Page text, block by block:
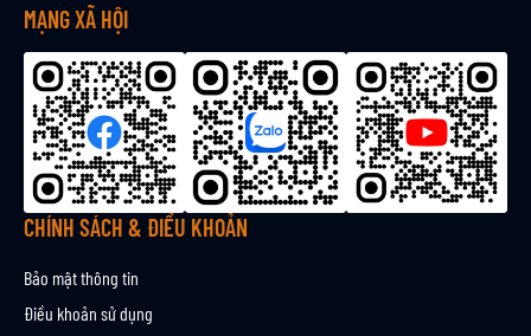
ậ
MẠNG XÃ HỘI
CHÍNH SÁCH & ĐIỀU KHOẢN
Bảo mật thông tin
Điều khoản sử dụng